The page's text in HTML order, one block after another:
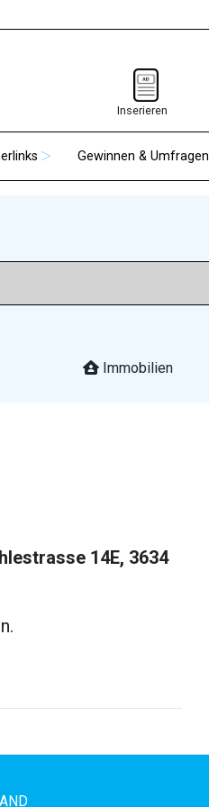
Inserieren
Gewinnen & Umfragen
Immobilien
14E, 3634